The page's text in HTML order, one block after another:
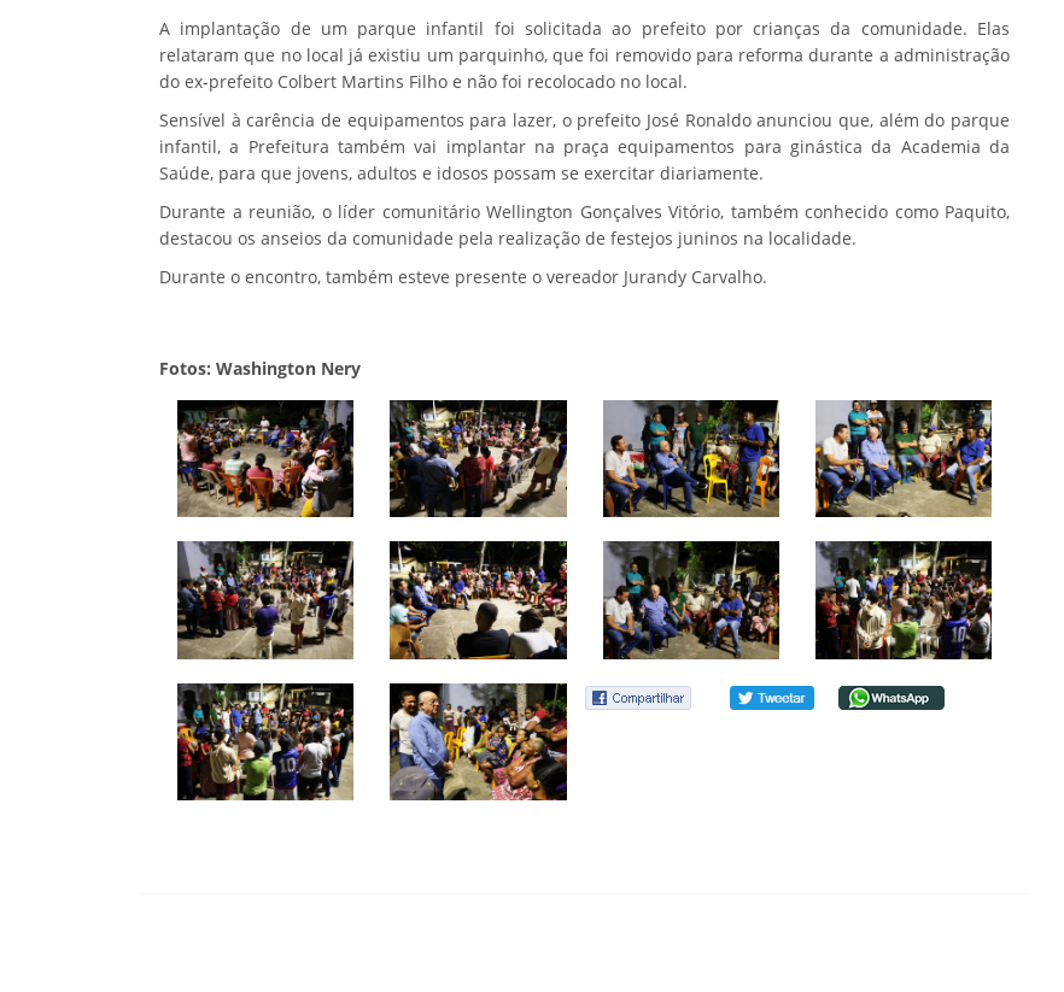
A implantação de um parque infantil foi solicitada ao prefeito por crianças da comunidade. Elas
relataram que no local já existiu um parquinho, que foi removido para reforma durante a administração
do ex-prefeito Colbert Martins Filho e não foi recolocado no local.
Sensível à carência de equipamentos para lazer, o prefeito José Ronaldo anunciou que, além do parque
infantil, a Prefeitura também vai implantar na praça equipamentos para ginástica da Academia da
Saúde, para que jovens, adultos e idosos possam se exercitar diariamente.
Durante a reunião, o líder comunitário Wellington Gonçalves Vitório, também conhecido como Paquito,
destacou os anseios da comunidade pela realização de festejos juninos na localidade.
Durante o encontro, também esteve presente o vereador Jurandy Carvalho.
Fotos: Washington Nery